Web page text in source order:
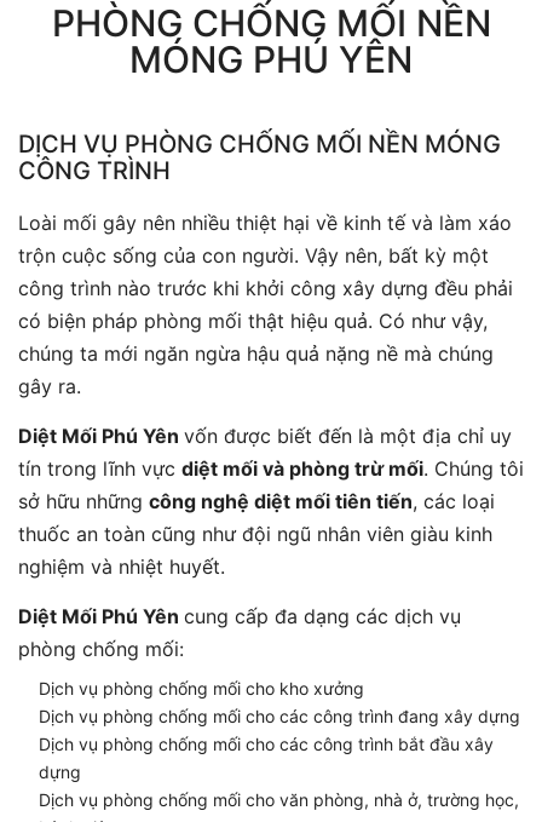
PHÒNG CHỐNG MỐI NỀN
MÓNG PHÚ YÊN
DỊCH VỤ PHÒNG CHỐNG MỐI NỀN MÓNG
CÔNG TRÌNH
Loài mối gây nên nhiều thiệt hại về kinh tế và làm xáo
trộn cuộc sống của con người. Vậy nên, bất kỳ một
công trình nào trước khi khởi công xây dựng đều phải
có biện pháp phòng mối thật hiệu quả. Có như vậy,
chúng ta mới ngăn ngừa hậu quả nặng nề mà chúng
gây ra.
Diệt Mối Phú Yên vốn được biết đến là một địa chỉ uy
tín trong lĩnh vực diệt mối và phòng trừ mối. Chúng tôi
sở hữu những công nghệ diệt mối tiên tiến, các loại
thuốc an toàn cũng như đội ngũ nhân viên giàu kinh
nghiệm và nhiệt huyết.
Diệt Mối Phú Yên cung cấp đa dạng các dịch vụ
phòng chống mối:
Dịch vụ phòng chống mối cho kho xưởng
Dịch vụ phòng chống mối cho các công trình đang xây dựng
Dịch vụ phòng chống mối cho các công trình bắt đầu xây
dựng
Dịch vụ phòng chống mối cho văn phòng, nhà ở, trường học,